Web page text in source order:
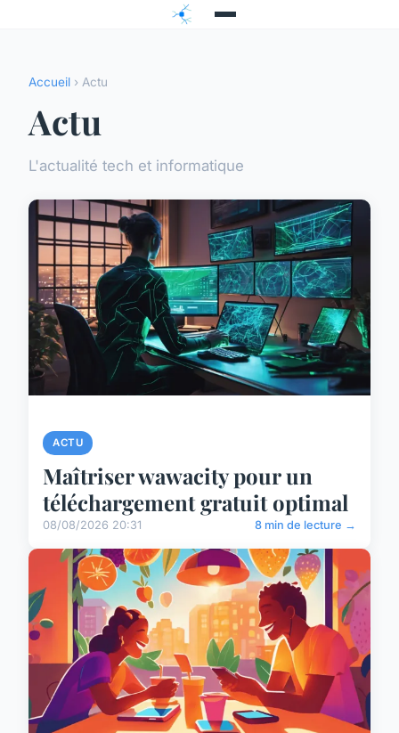
Accueil › Actu
Actu
L'actualité tech et informatique
ACTU
Maîtriser wawacity pour un
téléchargement gratuit optimal
08/08/2026 20:31 8 min de lecture →